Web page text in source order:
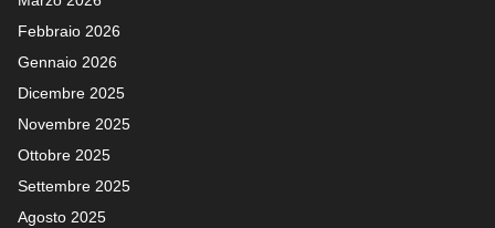
Febbraio 2026
Gennaio 2026
Dicembre 2025
Novembre 2025
Ottobre 2025
Settembre 2025
Agosto 2025